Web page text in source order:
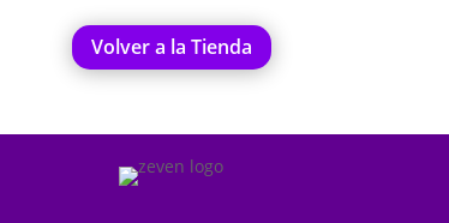
Volver a la Tienda